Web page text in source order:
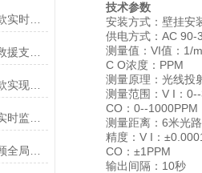
土壤墒情田间监测系统——一款实时采集的多点土壤墒情监测仪2025+派+送
可视化自动化虫情测报灯—一款实现精准防控的一体化智能虫情测报灯+派+送
技术参数
安装方式：壁挂安
供电方式：AC 90-
测量值：VI值：1/
C O浓度：PPM
测量原理：光线投
测量范围：V I：0--
CO：0--1000PPM
测量距离：6米光路
精度：V I：
CO：±1PPM
输出间隔：10秒